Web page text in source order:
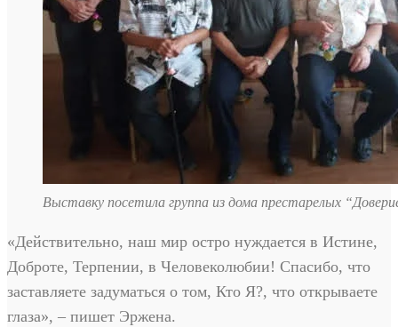
Выставку посетила группа из дома престарелых
«Действительно, наш мир остро нуждается в Истине,
Доброте, Терпении, в Человеколюбии! Спасибо, что
заставляете задуматься о том, Кто Я?, что открываете
глаза», – пишет Эржена.